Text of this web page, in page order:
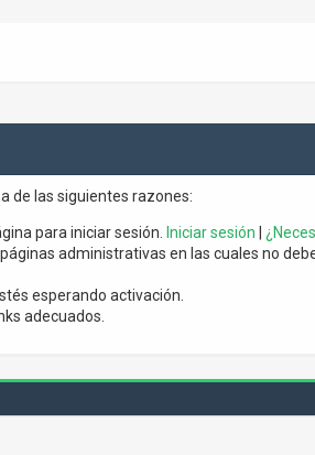
de las siguientes razones:
para iniciar sesión. Iniciar sesión
administrativas en las cuales no
esperando activación.
adecuados.